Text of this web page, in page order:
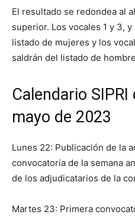
El resultado se redondea al
superior. Los vocales 1 y 3,
listado de mujeres y los
saldrán del listado de
Calendario
mayo de 2023
Lunes 22: Publicación de la
convocatoria de la semana
de los adjudicatarios de la
Martes 23: Primera